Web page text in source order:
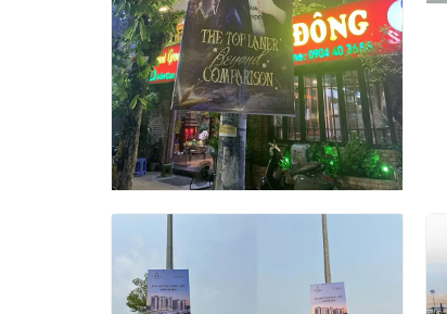
Quảng cáo treo 200 phướn cho
dự án BĐS ATERA CENTRAL tại
Hưng Yên